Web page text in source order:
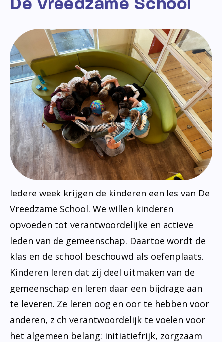
Iedere week krijgen de kinderen een les van De
Vreedzame School. We willen kinderen
opvoeden tot verantwoordelijke en actieve
leden van de gemeenschap. Daartoe wordt de
klas en de school beschouwd als oefenplaats.
Kinderen leren dat zij deel uitmaken van de
gemeenschap en leren daar een bijdrage aan
te leveren. Ze leren oog en oor te hebben voor
anderen, zich verantwoordelijk te voelen voor
het algemeen belang: initiatiefrijk, zorgzaam